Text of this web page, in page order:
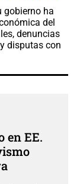
gobierno ha
del
denuncias
disputas con
en EE.